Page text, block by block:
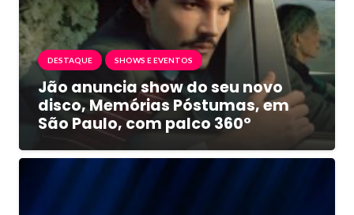
DESTAQUE SHOWS E EVENTOS
Jão anuncia show do seu novo
disco, Memórias Póstumas, em
São Paulo, com palco 360º